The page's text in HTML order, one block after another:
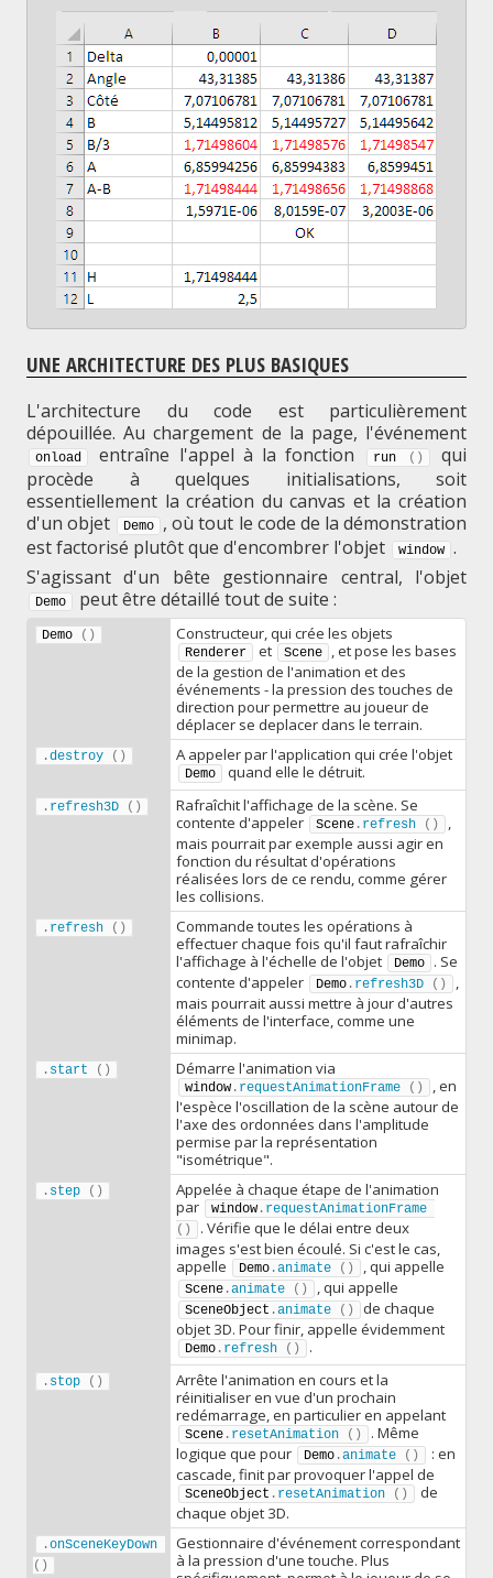
UNE ARCHITECTURE DES PLUS BASIQUES
L'architecture du code est particulièrement
dépouillée. Au chargement de la page, l'événement
onload entraîne l'appel à la fonction run ( )
qui
procède à quelques initialisations, soit
essentiellement la création du canvas et la création
d'un objet
Demo
, où tout le code de la démonstration
est factorisé plutôt que d'encombrer l'objet
window .
S'agissant d'un bête gestionnaire central, l'objet
Demo peut être détaillé tout de suite :
Demo ( ) Constructeur, qui crée les objets
Renderer et Scene
, et pose les bases
de la gestion de l'animation et des
événements - la pression des touches de
direction pour permettre au joueur de
déplacer se deplacer dans le terrain.
.destroy ( ) A appeler par l'application qui crée l'objet
Demo quand elle le détruit.
. refresh3D ( )
Rafraîchit l'affichage de la scène. Se
contente d'appeler
Scene . refresh ( )
,
mais pourrait par exemple aussi agir en
fonction du résultat d'opérations
réalisées lors de ce rendu, comme gérer
les collisions.
. refresh ( )
Commande toutes les opérations à
effectuer chaque fois qu'il faut rafraîchir
l'affichage à l'échelle de l'objet
Demo
. Se
contente d'appeler
Demo . refresh3D ( )
,
mais pourrait aussi mettre à jour d'autres
éléments de l'interface, comme une
minimap.
. start ( ) Démarre l'animation via
window . requestAnimationFrame ( )
, en
l'espèce l'oscillation de la scène autour de
l'axe des ordonnées dans l'amplitude
permise par la représentation
"isométrique".
. step ( )
Appelée à chaque étape de l'animation
par
window . requestAnimationFrame
( )
. Vérifie que le délai entre deux
images s'est bien écoulé. Si c'est le cas,
appelle
Demo .animate ( ) , qui appelle
Scene .animate ( ) , qui appelle
SceneObject .animate ( )
de chaque
objet 3D. Pour finir, appelle évidemment
Demo . refresh ( ) .
. stop ( )
Arrête l'animation en cours et la
réinitialiser en vue d'un prochain
redémarrage, en particulier en appelant
Scene . resetAnimation ( )
. Même
logique que pour
Demo .animate ( )
: en
cascade, finit par provoquer l'appel de
SceneObject . resetAnimation ( )
de
chaque objet 3D.
.onSceneKeyDown
( )
Gestionnaire d'événement correspondant
à la pression d'une touche. Plus